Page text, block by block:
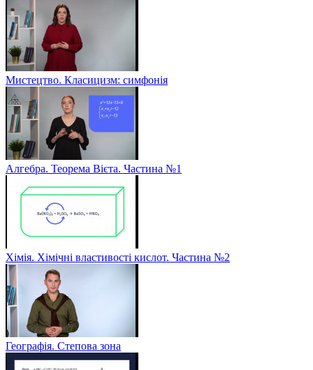
Мистецтво. Класицизм: симфонія
Алгебра. Теорема Вієта. Частина №1
Хімія. Хімічні властивості кислот. Частина №2
Географія. Степова зона